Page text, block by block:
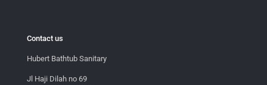
Contact us
Hubert Bathtub Sanitary
Jl Haji Dilah no 69